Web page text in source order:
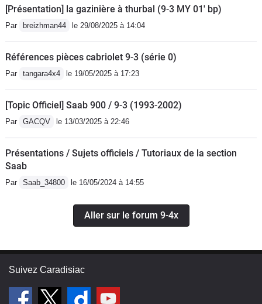
[Présentation] la gazinière à thurbal (9-3 MY 01' bp)
Par breizhman44 le 29/08/2025 à 14:04
Références pièces cabriolet 9-3 (série 0)
Par tangara4x4 le 19/05/2025 à 17:23
[Topic Officiel] Saab 900 / 9-3 (1993-2002)
Par GACQV le 13/03/2025 à 22:46
Présentations / Sujets officiels / Tutoriaux de la section
Saab
Par Saab_34800 le 16/05/2024 à 14:55
Aller sur le forum 9-4x
Suivez Caradisiac